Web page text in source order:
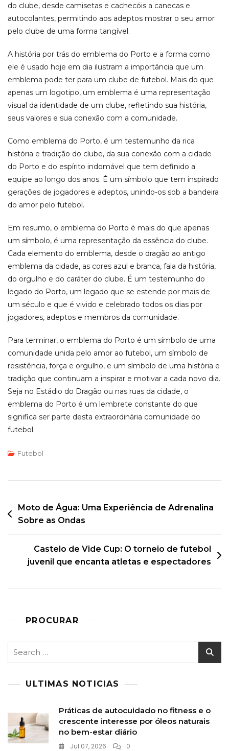
do clube, desde camisetas e cachecóis a canecas e
autocolantes, permitindo aos adeptos mostrar o seu amor
pelo clube de uma forma tangível.
A história por trás do emblema do Porto e a forma como
ele é usado hoje em dia ilustram a importância que um
emblema pode ter para um clube de futebol. Mais do que
apenas um logotipo, um emblema é uma representação
visual da identidade de um clube, refletindo sua história,
seus valores e sua conexão com a comunidade.
Como emblema do Porto, é um testemunho da rica
história e tradição do clube, da sua conexão com a cidade
do Porto e do espírito indomável que tem definido a
equipe ao longo dos anos. É um símbolo que tem inspirado
gerações de jogadores e adeptos, unindo-os sob a bandeira
do amor pelo futebol.
Em resumo, o emblema do Porto é mais do que apenas
um símbolo, é uma representação da essência do clube.
Cada elemento do emblema, desde o dragão ao antigo
emblema da cidade, as cores azul e branca, fala da história,
do orgulho e do caráter do clube. É um testemunho do
legado do Porto, um legado que se estende por mais de
um século e que é vivido e celebrado todos os dias por
jogadores, adeptos e membros da comunidade.
Para terminar, o emblema do Porto é um símbolo de uma
comunidade unida pelo amor ao futebol, um símbolo de
resistência, força e orgulho, e um símbolo de uma história e
tradição que continuam a inspirar e motivar a cada novo dia.
Seja no Estádio do Dragão ou nas ruas da cidade, o
emblema do Porto é um lembrete constante do que
significa ser parte desta extraordinária comunidade do
futebol.
Futebol
Post
navigation
Moto de Água: Uma Experiência de Adrenalina
Sobre as Ondas
Castelo de Vide Cup: O torneio de futebol
juvenil que encanta atletas e espectadores
PROCURAR
ULTIMAS NOTICIAS
Práticas de autocuidado no fitness e o
crescente interesse por óleos naturais
no bem-estar diário
Jul 07, 2026 0